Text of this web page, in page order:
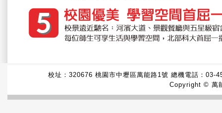
校址：320676 桃園市中壢區萬能路1號 總機電話： 03-
Copyright © 萬